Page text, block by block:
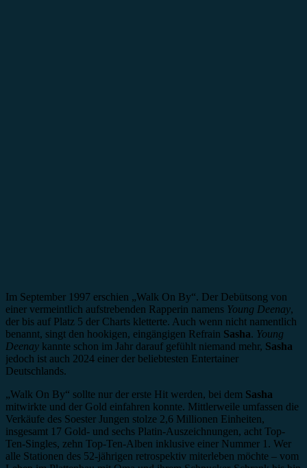
Im September 1997 erschien „Walk On By“. Der Debütsong von
einer vermeintlich aufstrebenden Rapperin namens Young Deenay,
der bis auf Platz 5 der Charts kletterte. Auch wenn nicht namentlich
benannt, singt den hookigen, eingängigen Refrain Sasha. Young
Deenay kannte schon im Jahr darauf gefühlt niemand mehr, Sasha
jedoch ist auch 2024 einer der beliebtesten Entertainer
Deutschlands.
„Walk On By“ sollte nur der erste Hit werden, bei dem Sasha
mitwirkte und der Gold einfahren konnte. Mittlerweile umfassen die
Verkäufe des Soester Jungen stolze 2,6 Millionen Einheiten,
insgesamt 17 Gold- und sechs Platin-Auszeichnungen, acht Top-
Ten-Singles, zehn Top-Ten-Alben inklusive einer Nummer 1. Wer
alle Stationen des 52-jährigen retrospektiv miterleben möchte – vom